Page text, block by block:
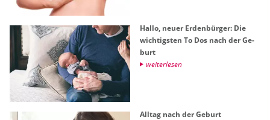
Hallo, neuer Er­den­bür­ger: Die
wich­tigs­ten To Dos nach der Ge­
burt
wei­ter­le­sen
All­tag nach der Ge­burt